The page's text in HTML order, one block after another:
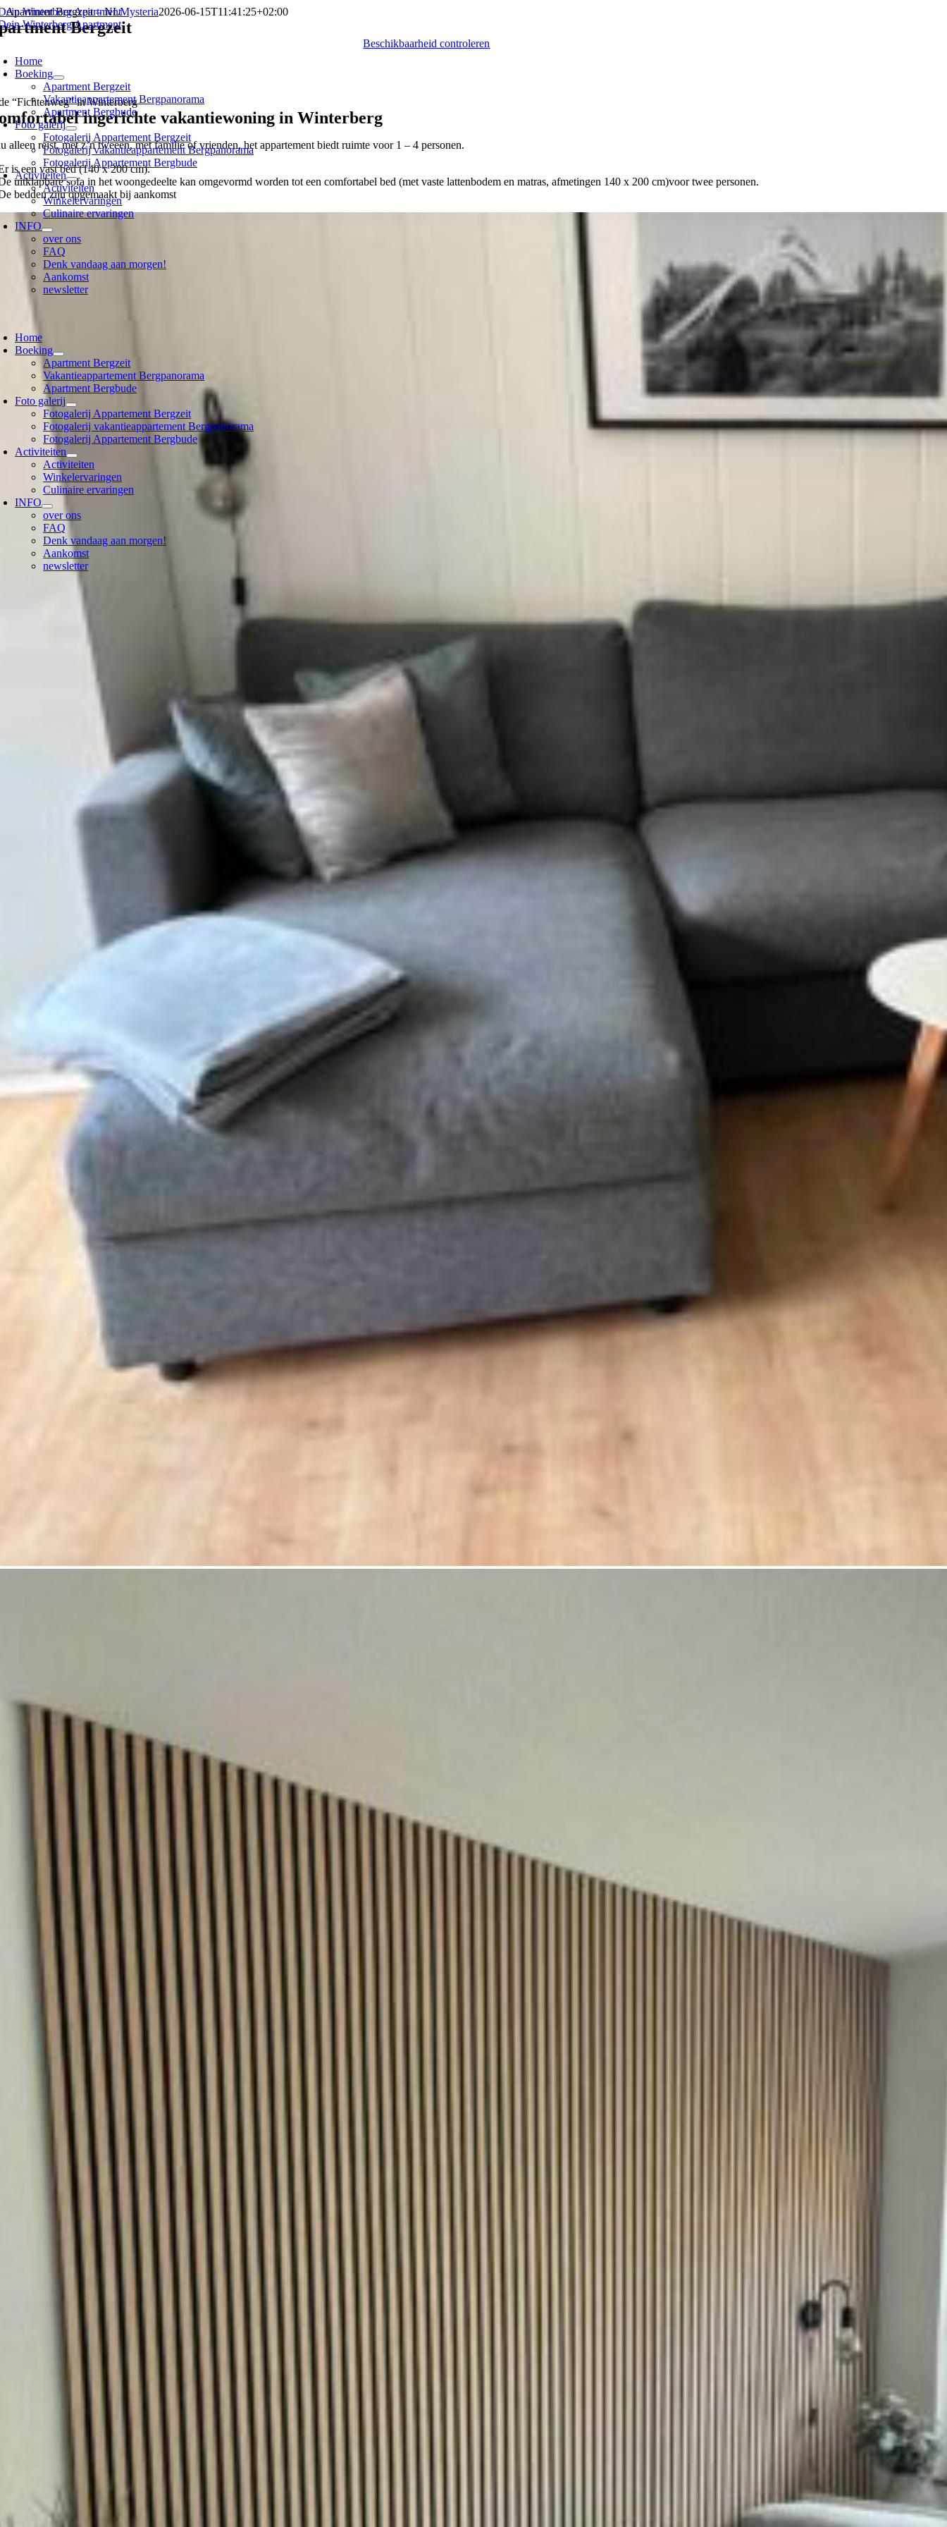
Skip
to
content
Home
Boeking
Apartment Bergzeit
Vakantieappartement Bergpanorama
Apartment Bergbude
Foto galerij
Fotogalerij Appartement Bergzeit
Fotogalerij vakantieappartement Bergpanorama
Fotogalerij Appartement Bergbude
Activiteiten
Activiteiten
Winkelervaringen
Culinaire ervaringen
INFO
over ons
FAQ
Denk vandaag aan morgen!
Aankomst
newsletter
Home
Boeking
Apartment Bergzeit
Vakantieappartement Bergpanorama
Apartment Bergbude
Foto galerij
Fotogalerij Appartement Bergzeit
Fotogalerij vakantieappartement Bergpanorama
Fotogalerij Appartement Bergbude
Activiteiten
Activiteiten
Winkelervaringen
Culinaire ervaringen
INFO
over ons
FAQ
Denk vandaag aan morgen!
Aankomst
newsletter
Apartment Bergzeit – NLMysteria2026-06-15T11:41:25+02:00
Bergzeit
Beschikbaarheid controleren
“Fichtenweg” in Winterberg
ingerichte vakantiewoning in Winterberg
alleen reist, met z’n tweeën, met familie of vrienden, het appartement biedt ruimte voor 1 – 4 personen.
is een vast bed (140 x 200 cm).
uitklapbare sofa in het woongedeelte kan omgevormd worden tot een comfortabel bed (met vaste lattenbodem en matras, afmetingen 140 x 200 cm)voor twee personen.
bedden zijn opgemaakt bij aankomst